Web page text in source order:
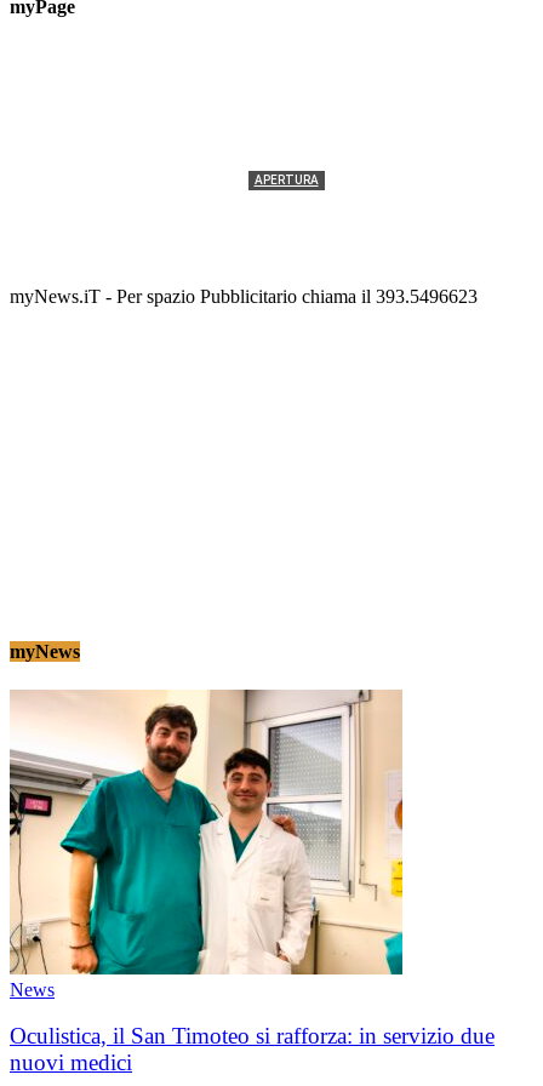
myPage
APERTURA
myNews.iT - Per spazio Pubblicitario chiama il 393.5496623
myNews
News
Oculistica, il San Timoteo si rafforza: in servizio due
nuovi medici